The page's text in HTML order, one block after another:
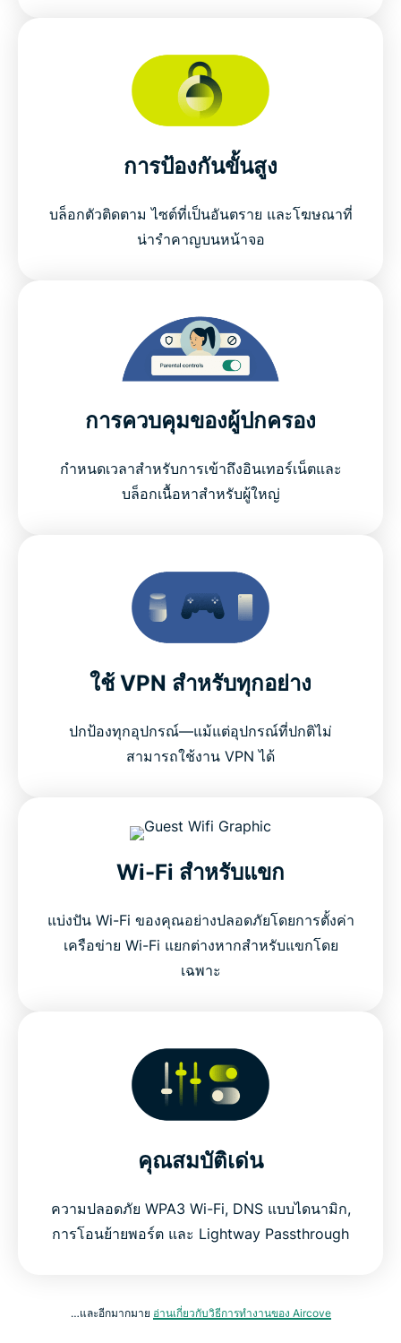
การป้องกันขั้นสูง
บล็อกตัวติดตาม ไซต์ที่เป็นอันตราย และโฆษณาที่
น่ารำคาญบนหน้าจอ
การควบคุมของผู้ปกครอง
กำหนดเวลาสำหรับการเข้าถึงอินเทอร์เน็ตและ
บล็อกเนื้อหาสำหรับผู้ใหญ่
ใช้ VPN สำหรับทุกอย่าง
ปกป้องทุกอุปกรณ์—แม้แต่อุปกรณ์ที่ปกติไม่
สามารถใช้งาน VPN ได้
Wi-Fi สำหรับแขก
แบ่งปัน Wi-Fi ของคุณอย่างปลอดภัยโดยการตั้งค่า
เครือข่าย Wi-Fi แยกต่างหากสำหรับแขกโดย
เฉพาะ
คุณสมบัติเด่น
ความปลอดภัย WPA3 Wi-Fi, DNS แบบไดนามิก,
การโอนย้ายพอร์ต และ Lightway Passthrough
…และอีกมากมาย อ่านเกี่ยวกับวิธีการทำงานของ Aircove